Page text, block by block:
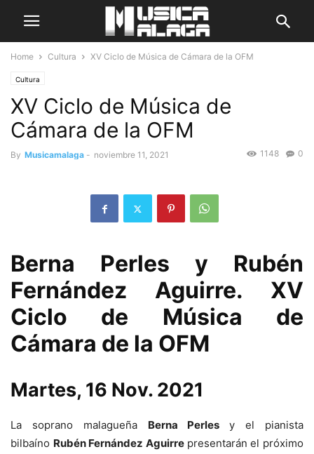
Home Cultura XV Ciclo de Música de Cámara de la OFM
Cultura
XV Ciclo de Música de
Cámara de la OFM
By Musicamalaga - noviembre 11, 2021 0
1148
Berna Perles y Rubén
Fernández Aguirre. XV
Ciclo de Música de
Cámara de la OFM
Martes, 16 Nov. 2021
La soprano malagueña Berna Perlesy el pianista
bilbaíno Rubén Fernández Aguirre presentarán el próximo